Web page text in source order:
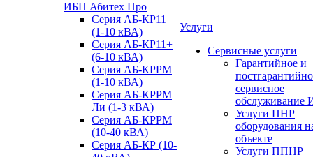
ИБП Абитех Про
Серия АБ-КР11
(1-10 кВА)
Серия АБ-КР11+
(6-10 кВА)
Серия АБ-КРРМ
(1-10 кВА)
Серия АБ-КРРМ
Ли (1-3 кВА)
Серия АБ-КРРМ
(10-40 кВА)
Серия АБ-КР (10-
Услуги
Сервисные услуги
Гарантийное и
сервисное
обслуживание
Услуги ПНР
оборудования
объекте
Услуги ППНР